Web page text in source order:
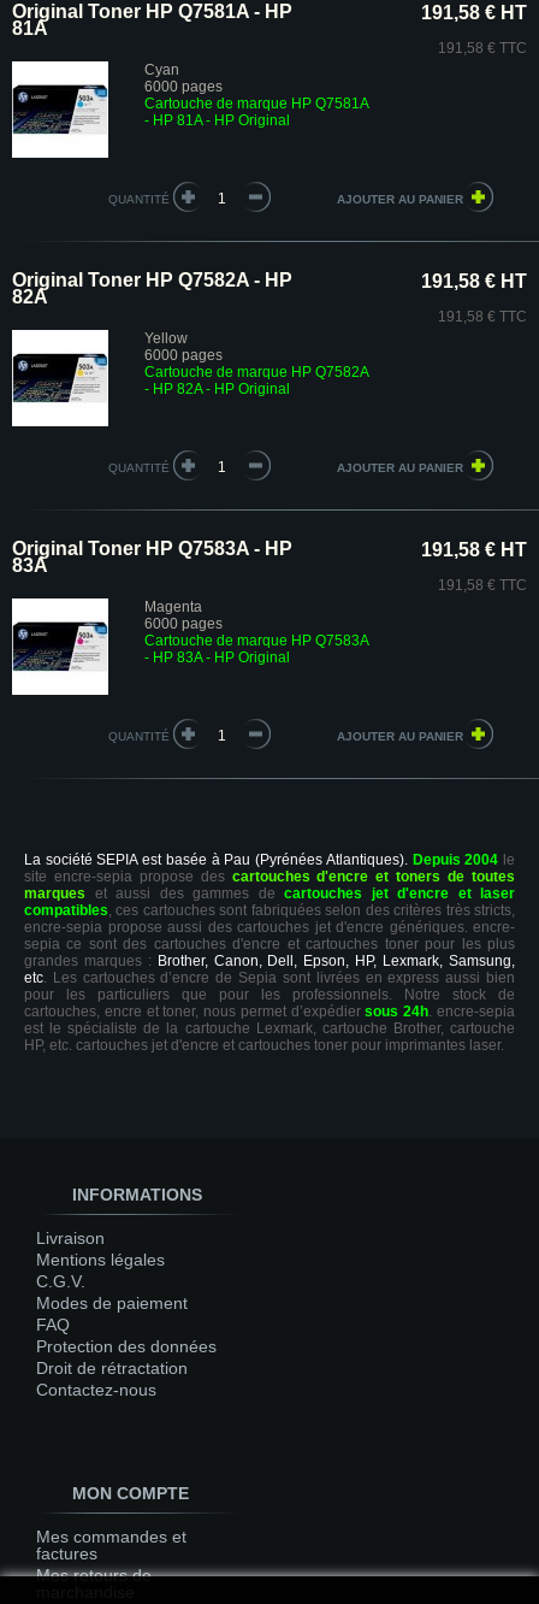
Original Toner HP Q7581A - HP
81A
Cyan
6000 pages
Cartouche de marque HP Q7581A
- HP 81A - HP Original
191,58 € HT
191,58 € TTC
QUANTITÉ
Original Toner HP Q7582A - HP
82A
Yellow
6000 pages
Cartouche de marque HP Q7582A
- HP 82A - HP Original
191,58 € HT
191,58 € TTC
QUANTITÉ
Original Toner HP Q7583A - HP
83A
Magenta
6000 pages
Cartouche de marque HP Q7583A
- HP 83A - HP Original
191,58 € HT
191,58 € TTC
QUANTITÉ
La société SEPIA est basée à Pau (Pyrénées Atlantiques). Depuis 2004 le
site encre-sepia propose des cartouches d'encre et toners de toutes
marques et aussi des gammes de cartouches jet d'encre et laser
compatibles, ces cartouches sont fabriquées selon des critères très stricts,
encre-sepia propose aussi des cartouches jet d'encre génériques. encre-
sepia ce sont des cartouches d'encre et cartouches toner pour les plus
grandes marques : Brother, Canon, Dell, Epson, HP, Lexmark, Samsung,
etc. Les cartouches d’encre de Sepia sont livrées en express aussi bien
pour les particuliers que pour les professionnels. Notre stock de
cartouches, encre et toner, nous permet d’expédiersous 24h. encre-sepia
est le spécialiste de la cartouche Lexmark, cartouche Brother, cartouche
HP, etc. cartouches jet d'encre et cartouches toner pour imprimantes laser.
INFORMATIONS
Livraison
Mentions légales
C.G.V.
Modes de paiement
FAQ
Protection des données
Droit de rétractation
Contactez-nous
MON COMPTE
Mes commandes et
factures
Mes retours de